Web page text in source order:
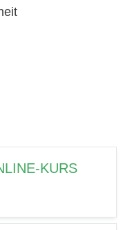
KURS